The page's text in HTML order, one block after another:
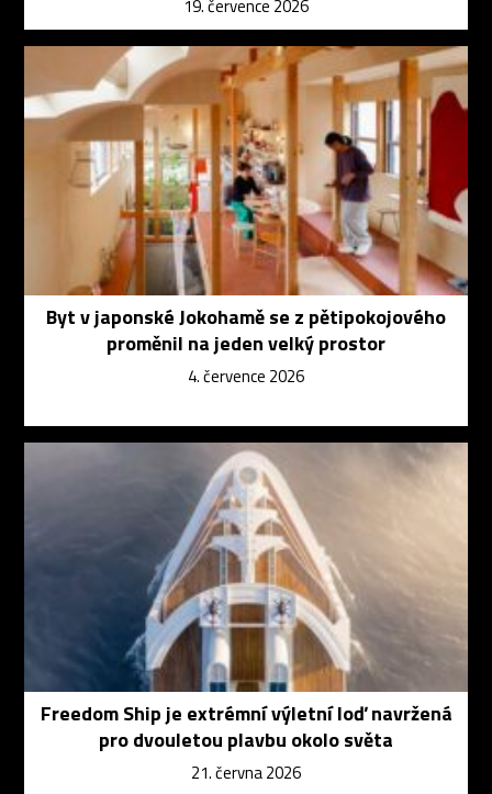
19. července 2026
Byt v japonské Jokohamě se z pětipokojového
proměnil na jeden velký prostor
4. července 2026
Freedom Ship je extrémní výletní loď navržená
pro dvouletou plavbu okolo světa
21. června 2026